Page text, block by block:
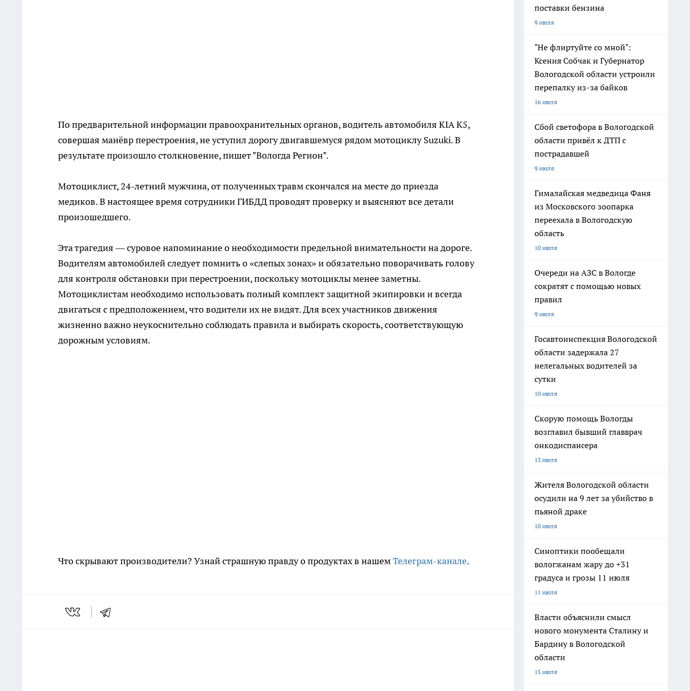
По предварительной информации правоохранительных органов, водитель автомобиля KIA K5,
совершая манёвр перестроения, не уступил дорогу двигавшемуся рядом мотоциклу Suzuki. В
результате произошло столкновение, пишет "Вологда Регион".
Мотоциклист, 24-летний мужчина, от полученных травм скончался на месте до приезда
медиков. В настоящее время сотрудники ГИБДД проводят проверку и выясняют все детали
произошедшего.
Эта трагедия — суровое напоминание о необходимости предельной внимательности на дороге.
Водителям автомобилей следует помнить о «слепых зонах» и обязательно поворачивать голову
для контроля обстановки при перестроении, поскольку мотоциклы менее заметны.
Мотоциклистам необходимо использовать полный комплект защитной экипировки и всегда
двигаться с предположением, что водители их не видят. Для всех участников движения
жизненно важно неукоснительно соблюдать правила и выбирать скорость, соответствующую
дорожным условиям.
Что скрывают производители? Узнай страшную правду о продуктах в нашемТелеграм-канале.
поставки бензина
9 июля
"Не флиртуйте со мной":
Ксения Собчак и Губернатор
Вологодской области устроили
перепалку из-за байков
16 июля
Сбой светофора в Вологодской
области привёл к ДТП с
пострадавшей
9 июля
Гималайская медведица Фаня
из Московского зоопарка
переехала в Вологодскую
область
10 июля
Очереди на АЗС в Вологде
сократят с помощью новых
правил
9 июля
Госавтоинспекция Вологодской
области задержала 27
нелегальных водителей за
сутки
10 июля
Скорую помощь Вологды
возглавил бывший главврач
онкодиспансера
13 июля
Жителя Вологодской области
осудили на 9 лет за убийство в
пьяной драке
10 июля
Синоптики пообещали
вологжанам жару до +31
градуса и грозы 11 июля
11 июля
Власти объяснили смысл
нового монумента Сталину и
Бардину в Вологодской
области
15 июля